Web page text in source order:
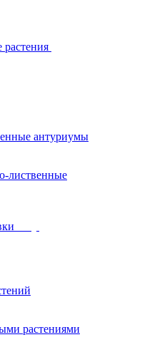
растения
антуриумы
лиственные
растениями